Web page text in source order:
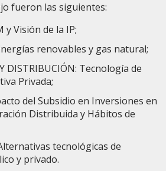
fueron las siguientes:
y Visión de la IP;
renovables y gas natural;
DISTRIBUCIÓN: Tecnología de
Privada;
del Subsidio en Inversiones en
Distribuida y Hábitos de
tecnológicas de
y privado.